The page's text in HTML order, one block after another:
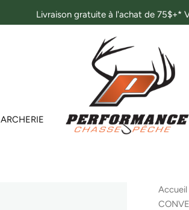
Livraison gratuite à l'achat de 75$+*
ARCHERIE
Accueil
quantité
de